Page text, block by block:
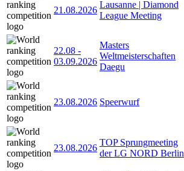
21.08.2026
Lausanne | Diamond
League Meeting
22.08 -
03.09.2026
Masters
Weltmeisterschaften
Daegu
23.08.2026 Speerwurf
23.08.2026
TOP Sprungmeeting
der LG NORD Berlin